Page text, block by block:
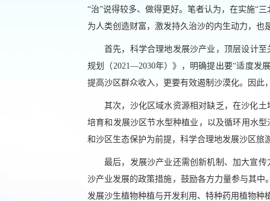
“治”说得较多、做得更好。笔者认为，在实施“
为人类创造财富，激发持久治沙的内生动力，也
首先，科学合理地发展沙产业，顶层设计
规划（2021—2030年）》，明确提出要“适度发
提高沙区群众收入，更要有效遏制沙漠化。因
其次，沙化区域水资源相对缺乏，在沙化
培育和发展沙区节水型种植业，以及循环用水
和沙区生态保护为前提，科学合理地发展沙区旅
最后，发展沙产业还需创新机制、加大宣
沙产业发展的政策措施，鼓励各方力量参与其中
发展沙生植物种植与开发利用、特种药用植物